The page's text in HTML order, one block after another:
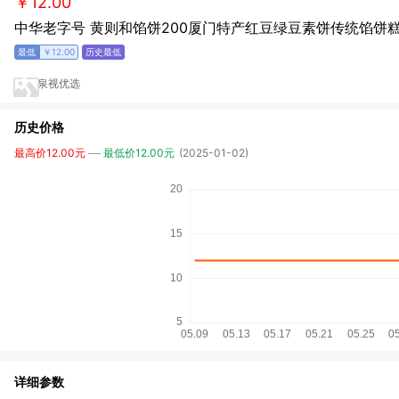
中华老字号 黄则和馅饼200厦门特产红豆绿豆素饼传统馅饼
￥12.00
泉视优选
历史价格
最高价12.00元 最低价12.00元 (2025-01-02)
详细参数